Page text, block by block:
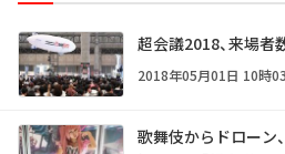
超会議2018、来場者
2018年05月01日 10時
歌舞伎からドローン